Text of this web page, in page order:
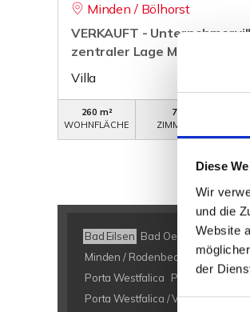
Diese
Wir
und die
Website
der
Minden / Bölhorst
VERKAUFT -
zentraler Lage Minden Süd
Villa
260 m²
WOHNFLÄCHE
7
ZIMMER
Bad Eilsen Bad Oeynhausen
Minden / Rodenbeck
Minden
Porta Westfalica
Porta
Porta Westfalica / Veltheim Porta